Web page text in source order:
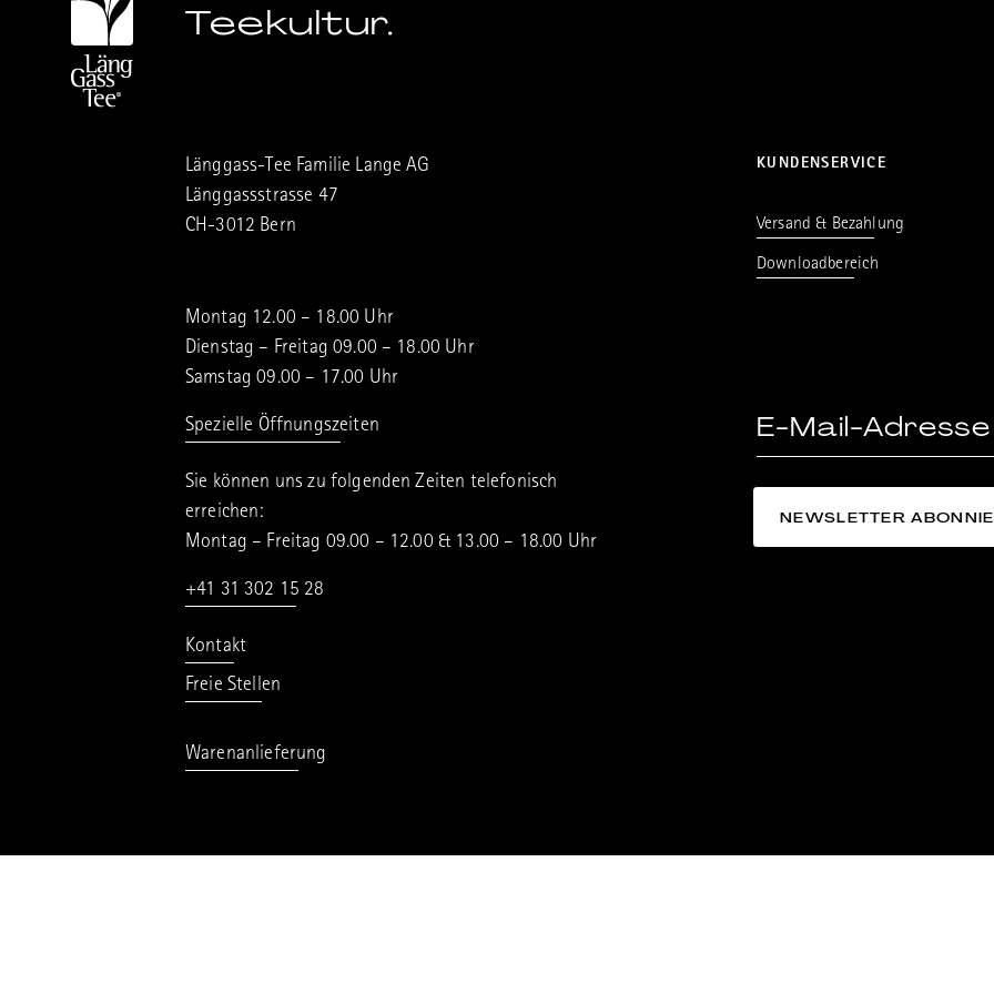
Teekultur.
Länggass-Tee Familie Lange AG
Länggassstrasse 47
CH-3012 Bern
Montag 12.00 – 18.00 Uhr
Dienstag – Freitag 09.00 – 18.00 Uhr
Samstag 09.00 – 17.00 Uhr
Spezielle Öffnungszeiten
Sie können uns zu folgenden Zeiten telefonisch
erreichen:
Montag – Freitag 09.00 – 12.00 & 13.00 – 18.00 Uhr
+41 31 302 15 28
Kontakt
Freie Stellen
Warenanlieferung
KUNDENSERVICE
Versand & Bezahlung
Downloadbereich